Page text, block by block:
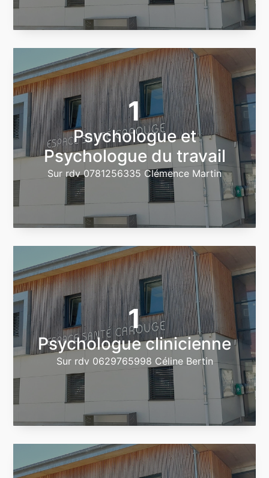
1
Psychologue et
Psychologue du travail
Sur rdv 0781256335 Clémence Martin
1
Psychologue clinicienne
Sur rdv 0629765998 Céline Bertin